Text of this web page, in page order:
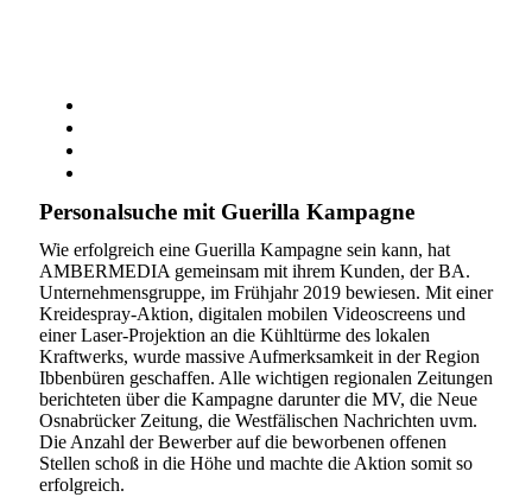
Personalsuche mit Guerilla Kampagne
Wie erfolgreich eine Guerilla Kampagne sein kann, hat
AMBERMEDIA gemeinsam mit ihrem Kunden, der BA.
Unternehmensgruppe, im Frühjahr 2019 bewiesen. Mit einer
Kreidespray-Aktion, digitalen mobilen Videoscreens und
einer Laser-Projektion an die Kühltürme des lokalen
Kraftwerks, wurde massive Aufmerksamkeit in der Region
Ibbenbüren geschaffen. Alle wichtigen regionalen Zeitungen
berichteten über die Kampagne darunter die MV, die Neue
Osnabrücker Zeitung, die Westfälischen Nachrichten uvm.
Die Anzahl der Bewerber auf die beworbenen offenen
Stellen schoß in die Höhe und machte die Aktion somit so
erfolgreich.